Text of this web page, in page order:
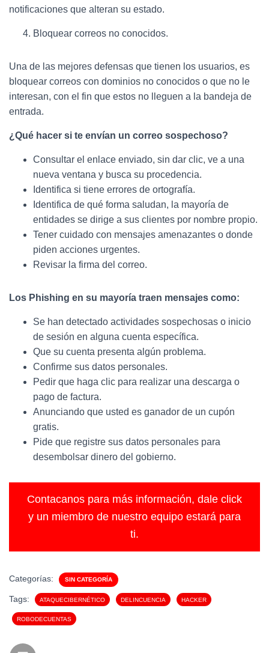
notificaciones que alteran su estado.
Bloquear correos no conocidos.
Una de las mejores defensas que tienen los usuarios, es
bloquear correos con dominios no conocidos o que no le
interesan, con el fin que estos no lleguen a la bandeja de
entrada.
¿Qué hacer si te envían un correo sospechoso?
Consultar el enlace enviado, sin dar clic, ve a una
nueva ventana y busca su procedencia.
Identifica si tiene errores de ortografía.
Identifica de qué forma saludan, la mayoría de
entidades se dirige a sus clientes por nombre propio.
Tener cuidado con mensajes amenazantes o donde
piden acciones urgentes.
Revisar la firma del correo.
Los Phishing en su mayoría traen mensajes como:
Se han detectado actividades sospechosas o inicio
de sesión en alguna cuenta específica.
Que su cuenta presenta algún problema.
Confirme sus datos personales.
Pedir que haga clic para realizar una descarga o
pago de factura.
Anunciando que usted es ganador de un cupón
gratis.
Pide que registre sus datos personales para
desembolsar dinero del gobierno.
Contacanos para más información, dale click
y un miembro de nuestro equipo estará para
ti.
Categorías: SIN CATEGORÍA
Tags: ATAQUECIBERNÉTICO DELINCUENCIA HACKER
ROBODECUENTAS